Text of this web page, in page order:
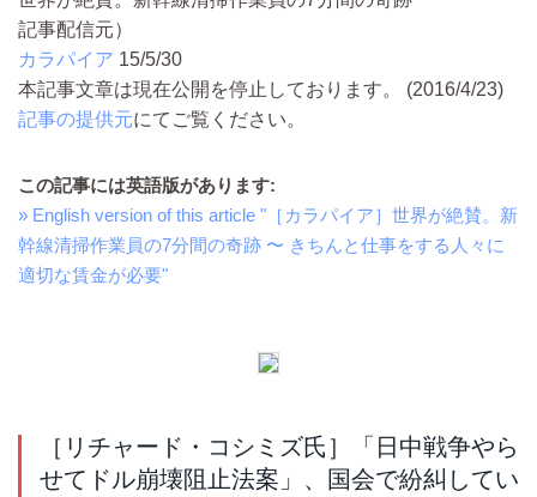
記事配信元）
カラパイア 15/5/30
本記事文章は現在公開を停止しております。 (2016/4/23)
記事の提供元にてご覧ください。
この記事には英語版があります:
» English version of this article "［カラパイア］世界が絶賛。新
幹線清掃作業員の7分間の奇跡 〜 きちんと仕事をする人々に
適切な賃金が必要"
［リチャード・コシミズ氏］「日中戦争やら
せてドル崩壊阻止法案」、国会で紛糾してい